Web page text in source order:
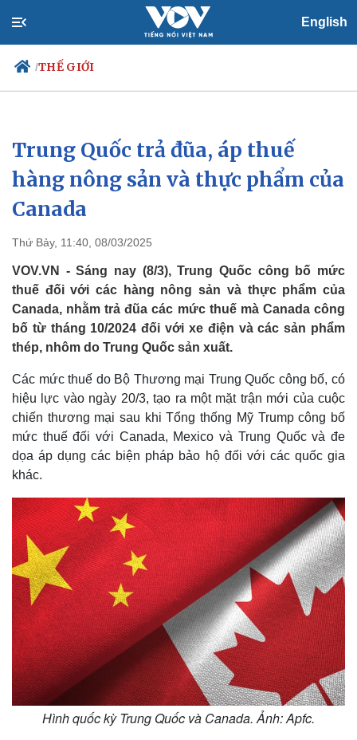
English
/THẾ GIỚI
Chính trị
Đảng
Tổ chức nhân sự
Quốc hội
Xã hội
Tin 24h
Dự báo thời tiết
Trung Quốc trả đũa, áp thuế
hàng nông sản và thực phẩm của
Canada
Thứ Bảy, 11:40, 08/03/2025
VOV.VN - Sáng nay (8/3), Trung Quốc công bố mức
thuế đối với các hàng nông sản và thực phẩm của
Canada, nhằm trả đũa các mức thuế mà Canada công
bố từ tháng 10/2024 đối với xe điện và các sản phẩm
thép, nhôm do Trung Quốc sản xuất.
Các mức thuế do Bộ Thương mại Trung Quốc công bố, có
hiệu lực vào ngày 20/3, tạo ra một mặt trận mới của cuộc
chiến thương mại sau khi Tổng thống Mỹ Trump công bố
mức thuế đối với Canada, Mexico và Trung Quốc và đe
dọa áp dụng các biện pháp bảo hộ đối với các quốc gia
khác.
Hình quốc kỳ Trung Quốc và Canada. Ảnh: Apfc.